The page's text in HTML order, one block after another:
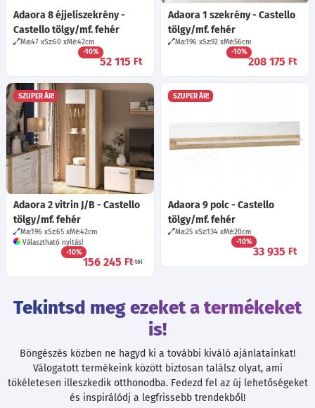
Adaora 8 éjjeliszekrény -
Castello tölgy/mf. fehér
Ma:47 Sz:60 Mé:42cm
-10%
52 115 Ft
Adaora 1 szekrény - Castello
tölgy/mf. fehér
Ma:196 Sz:92 Mé:56cm
-10%
208 175 Ft
SZUPER ÁR!
Adaora 2 vitrin J/B - Castello
tölgy/mf. fehér
Ma:196 Sz:65 Mé:42cm
Választható nyitás!
-10%
156 245 Ft-tól
SZUPER ÁR!
Adaora 9 polc - Castello
tölgy/mf. fehér
Ma:25 Sz:134 Mé:20cm
-10%
33 935 Ft
Tekintsd meg ezeket a termékeket
is!
Böngészés közben ne hagyd ki a további kiváló ajánlatainkat!
Válogatott termékeink között biztosan találsz olyat, ami
tökéletesen illeszkedik otthonodba. Fedezd fel az új lehetőségeket
és inspirálódj a legfrissebb trendekből!